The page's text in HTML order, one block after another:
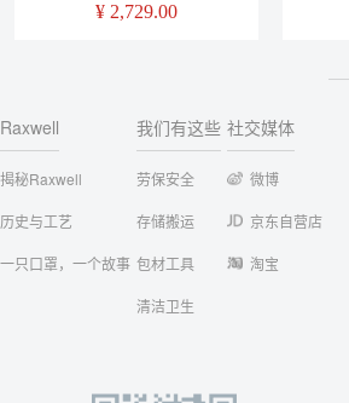
横抽
¥ 2,729.00
Raxwell
揭秘Raxwell
历史与工艺
一只口罩，一个故事
我们有这些
劳保安全
存储搬运
包材工具
清洁卫生
社交媒体
微博
京东自营店
淘宝